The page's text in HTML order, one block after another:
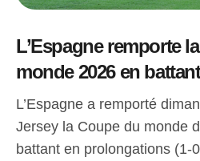
L’Espagne remporte
monde 2026 en
L’Espagne a remporté
Jersey la Coupe du monde
battant en prolongations (1-